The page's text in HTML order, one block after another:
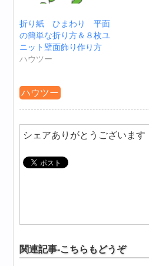
折り紙 ひまわり 平面
の簡単な折り方＆８枚ユ
ニット壁面飾り作り方
ハウツー
ハウツー
シェアありがとうございます
関連記事-こちらもどうぞ